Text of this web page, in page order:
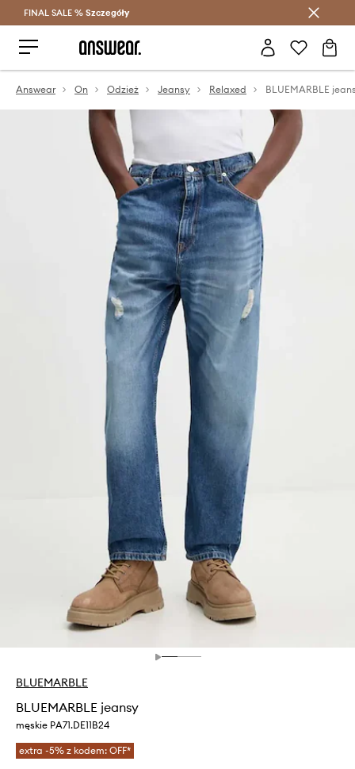
Oszczędzaj z Answear Club >
FINAL SALE % Szczegóły
Answear On Odzież Jeansy Relaxed BLUEMARBLE
BLUEMARBLE
BLUEMARBLE jeansy
męskie PA71.DE11B24
extra -5% z kodem: OFF*